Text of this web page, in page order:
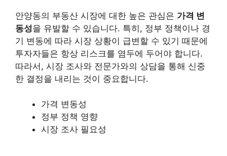
안양동의 부동산 시장에 대한 높은 관심은 가격 변
동성을 유발할 수 있습니다. 특히, 정부 정책이나 경
기 변동에 따라 시장 상황이 급변할 수 있기 때문에
투자자들은 항상 리스크를 염두에 두어야 합니다.
따라서, 시장 조사와 전문가와의 상담을 통해 신중
한 결정을 내리는 것이 중요합니다.
가격 변동성
정부 정책 영향
시장 조사 필요성